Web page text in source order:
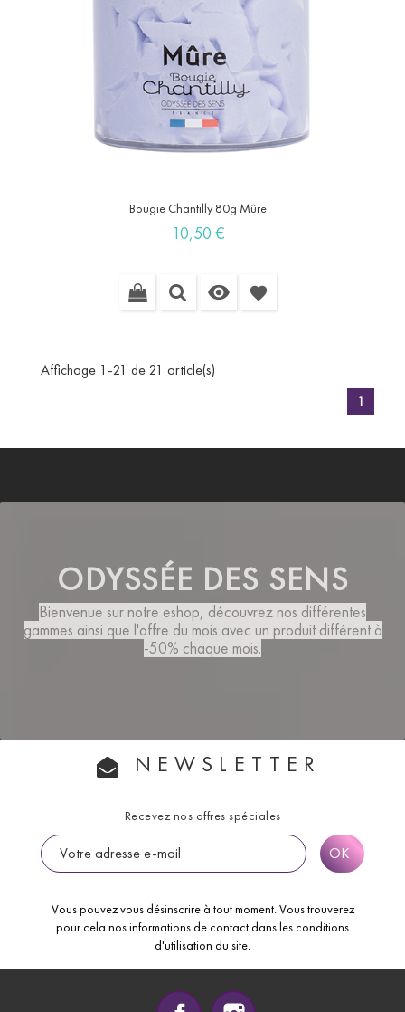
Bougie Chantilly 80g Mûre
Prix
10,50 €
 favorite
Affichage 1-21 de 21 article(s)
1
ODYSSÉE DES SENS
Bienvenue sur notre eshop, découvrez nos différentes
gammes ainsi que l'offre du mois avec un produit différent à
-50% chaque mois.
NEWSLETTER
Recevez nos offres spéciales
Vous pouvez vous désinscrire à tout moment. Vous trouverez
pour cela nos informations de contact dans les conditions
d'utilisation du site.
Facebook